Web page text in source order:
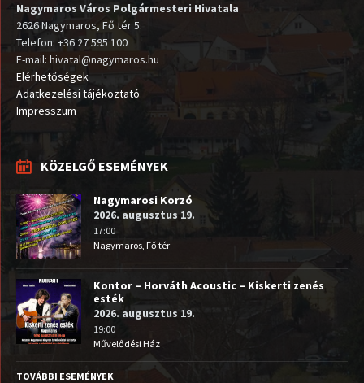
Nagymaros Város Polgármesteri Hivatala
2626 Nagymaros, Fő tér 5.
Telefon: +36 27 595 100
E-mail: hivatal@nagymaros.hu
Elérhetőségek
Adatkezelési tájékoztató
Impresszum
KÖZELGŐ ESEMÉNYEK
Nagymarosi Korzó
2026. augusztus 19.
17:00
Nagymaros, Fő tér
Kontor – Horváth Acoustic – Kiskerti zenés
esték
2026. augusztus 19.
19:00
Művelődési Ház
TOVÁBBI ESEMÉNYEK